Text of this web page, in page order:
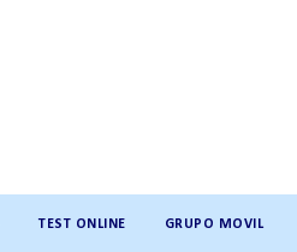
TEST ONLINE GRUPO MOVIL